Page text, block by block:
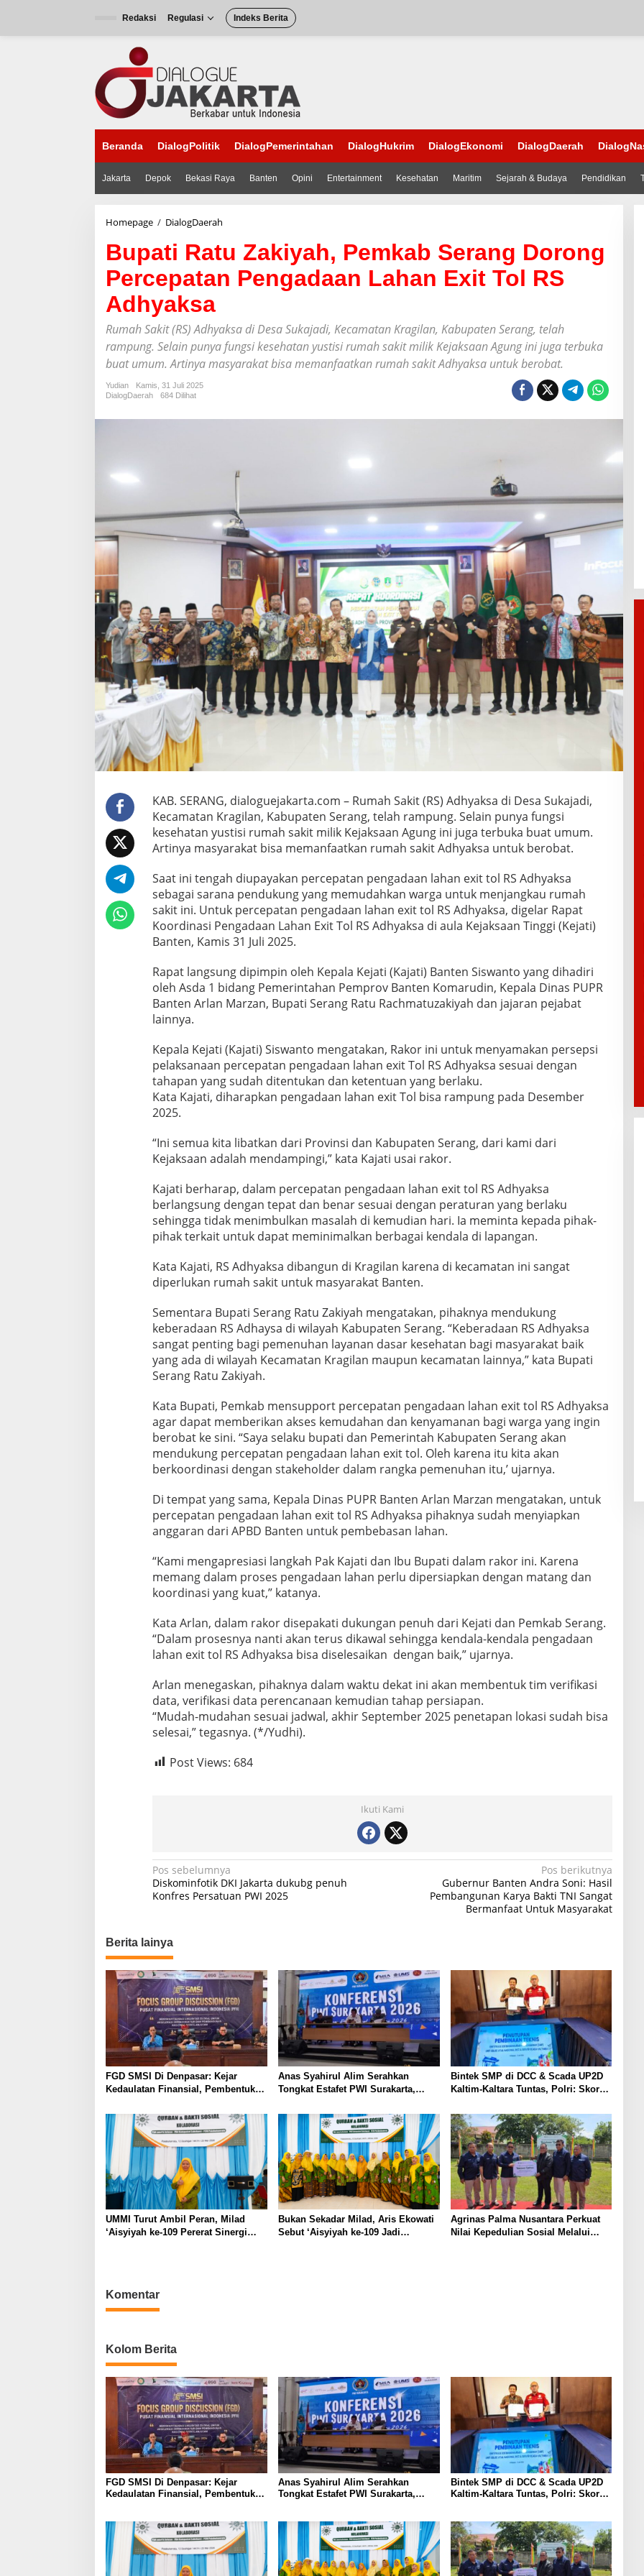
Redaksi Regulasi Indeks Berita
Beranda DialogPolitik DialogPemerintahan DialogHukrim DialogEkonomi DialogDaerah
Jakarta Depok Bekasi Raya Banten Opini Entertainment Kesehatan Maritim Sejarah & Budaya Pendidikan
Homepage / DialogDaerah
p
a
t
t
u
Z
a
a
a
b
S
e
n
D
o
r
o
n
r
n
P
e
n
g
d
a
a
n
L
a
a
n
E
x
T
o
l
R
S
h
y
a
s
a
Bupati Ratu Zakiyah, Pemkab Serang Dorong
Percepatan Pengadaan Lahan Exit Tol RS
Adhyaksa
Rumah Sakit (RS) Adhyaksa di Desa Sukajadi, Kecamatan Kragilan, Kabupaten Serang, telah
rampung. Selain punya fungsi kesehatan yustisi rumah sakit milik Kejaksaan Agung ini juga terbuka
buat umum. Artinya masyarakat bisa memanfaatkan rumah sakit Adhyaksa untuk berobat.
Yudian
Kamis, 31 Juli 2025
DialogDaerah
684 Dilihat
KAB. SERANG, dialoguejakarta.com – Rumah Sakit (RS) Adhyaksa di Desa Sukajadi,
Kecamatan Kragilan, Kabupaten Serang, telah rampung. Selain punya fungsi
kesehatan yustisi rumah sakit milik Kejaksaan Agung ini juga terbuka buat umum.
Artinya masyarakat bisa memanfaatkan rumah sakit Adhyaksa untuk berobat.
Saat ini tengah diupayakan percepatan pengadaan lahan exit tol RS Adhyaksa
sebagai sarana pendukung yang memudahkan warga untuk menjangkau rumah
sakit ini. Untuk percepatan pengadaan lahan exit tol RS Adhyaksa, digelar Rapat
Koordinasi Pengadaan Lahan Exit Tol RS Adhyaksa di aula Kejaksaan Tinggi (Kejati)
Banten, Kamis 31 Juli 2025.
Rapat langsung dipimpin oleh Kepala Kejati (Kajati) Banten Siswanto yang dihadiri
oleh Asda 1 bidang Pemerintahan Pemprov Banten Komarudin, Kepala Dinas PUPR
Banten Arlan Marzan, Bupati Serang Ratu Rachmatuzakiyah dan jajaran pejabat
lainnya.
Kepala Kejati (Kajati) Siswanto mengatakan, Rakor ini untuk menyamakan persepsi
pelaksanaan percepatan pengadaan lahan exit Tol RS Adhyaksa sesuai dengan
tahapan yang sudah ditentukan dan ketentuan yang berlaku.
Kata Kajati, diharapkan pengadaan lahan exit Tol bisa rampung pada Desember
2025.
“Ini semua kita libatkan dari Provinsi dan Kabupaten Serang, dari kami dari
Kejaksaan adalah mendampingi,” kata Kajati usai rakor.
Kajati berharap, dalam percepatan pengadaan lahan exit tol RS Adhyaksa
berlangsung dengan tepat dan benar sesuai dengan peraturan yang berlaku
sehingga tidak menimbulkan masalah di kemudian hari. Ia meminta kepada pihak-
pihak terkait untuk dapat meminimalkan berbagai kendala di lapangan.
Kata Kajati, RS Adhyaksa dibangun di Kragilan karena di kecamatan ini sangat
diperlukan rumah sakit untuk masyarakat Banten.
Sementara Bupati Serang Ratu Zakiyah mengatakan, pihaknya mendukung
keberadaan RS Adhaysa di wilayah Kabupaten Serang. “Keberadaan RS Adhyaksa
sangat penting bagi pemenuhan layanan dasar kesehatan bagi masyarakat baik
yang ada di wilayah Kecamatan Kragilan maupun kecamatan lainnya,” kata Bupati
Serang Ratu Zakiyah.
Kata Bupati, Pemkab mensupport percepatan pengadaan lahan exit tol RS Adhyaksa
agar dapat memberikan akses kemudahan dan kenyamanan bagi warga yang ingin
berobat ke sini. “Saya selaku bupati dan Pemerintah Kabupaten Serang akan
mendukung percepatan pengadaan lahan exit tol. Oleh karena itu kita akan
berkoordinasi dengan stakeholder dalam rangka pemenuhan itu,’ ujarnya.
Di tempat yang sama, Kepala Dinas PUPR Banten Arlan Marzan mengatakan, untuk
percepatan pengadaan lahan exit tol RS Adhyaksa pihaknya sudah menyiapkan
anggaran dari APBD Banten untuk pembebasan lahan.
“Kami mengapresiasi langkah Pak Kajati dan Ibu Bupati dalam rakor ini. Karena
memang dalam proses pengadaan lahan perlu dipersiapkan dengan matang dan
koordinasi yang kuat,” katanya.
Kata Arlan, dalam rakor disepakati dukungan penuh dari Kejati dan Pemkab Serang.
“Dalam prosesnya nanti akan terus dikawal sehingga kendala-kendala pengadaan
lahan exit tol RS Adhyaksa bisa diselesaikan dengan baik,” ujarnya.
Arlan menegaskan, pihaknya dalam waktu dekat ini akan membentuk tim verifikasi
data, verifikasi data perencanaan kemudian tahap persiapan.
“Mudah-mudahan sesuai jadwal, akhir September 2025 penetapan lokasi sudah bisa
selesai,” tegasnya. (*/Yudhi).
Post Views: 684
Ikuti Kami
N
a
i
g
a
s
i
p
o
s
Pos sebelumnya
Diskominfotik DKI Jakarta dukubg penuh
Konfres Persatuan PWI 2025
Pos berikutnya
Gubernur Banten Andra Soni: Hasil
Pembangunan Karya Bakti TNI Sangat
Bermanfaat Untuk Masyarakat
Berita lainya
FGD SMSI Di Denpasar: Kejar
Kedaulatan Finansial, Pembentukan
Global
Anas Syahirul Alim Serahkan
Tongkat Estafet PWI Surakarta,
Mulus
Bintek SMP di DCC & Scada UP2D
Kaltim-Kaltara Tuntas, Polri: Skor
Sesuai Kepres 63/2004 Kawal
Jantung Listrik Kalimantan
UMMI Turut Ambil Peran, Milad
‘Aisyiyah ke-109 Pererat Sinergi
Bukan Sekadar Milad, Aris Ekowati
Sebut ‘Aisyiyah ke-109 Jadi
Agrinas Palma Nusantara Perkuat
Nilai Kepedulian Sosial Melalui
Komentar
Kolom Berita
FGD SMSI Di Denpasar: Kejar
Kedaulatan Finansial, Pembentukan
Anas Syahirul Alim Serahkan
Tongkat Estafet PWI Surakarta,
Bintek SMP di DCC & Scada UP2D
Kaltim-Kaltara Tuntas, Polri: Skor
Jantung Listrik Kalimantan